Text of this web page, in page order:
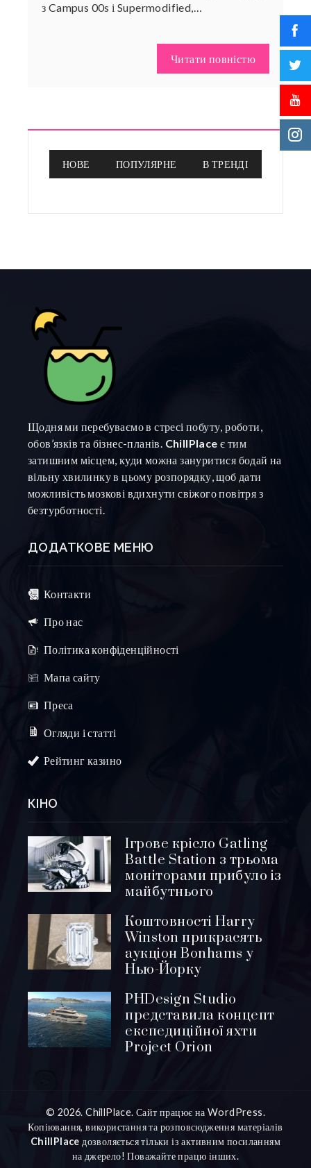
з Campus 00s і Supermodified,…
Читати повністю
НОВЕ ПОПУЛЯРНЕ В ТРЕНДІ
Щодня ми перебуваємо в стресі побуту, роботи,
обов’язків та бізнес-планів. ChillPlace є тим
затишним місцем, куди можна зануритися бодай на
вільну хвилинку в цьому розпорядку, щоб дати
можливість мозкові вдихнути свіжого повітря з
безтурботності.
ДОДАТКОВЕ МЕНЮ
Контакти
Про нас
Політика конфіденційності
Мапа сайту
Преса
Огляди і статті
Рейтинг казино
КІНО
Ігрове крісло Gatling
Battle Station з трьома
моніторами прибуло із
майбутнього
Коштовності Harry
Winston прикрасять
аукціон Bonhams у
Нью-Йорку
PHDesign Studio
представила концепт
експедиційної яхти
Project Orion
© 2026. ChillPlace. Сайт працює на WordPress.
Копіювання, використання та розповсюдження матеріалів
ChillPlace дозволяється тільки із активним посиланням
на джерело! Поважайте працю інших.